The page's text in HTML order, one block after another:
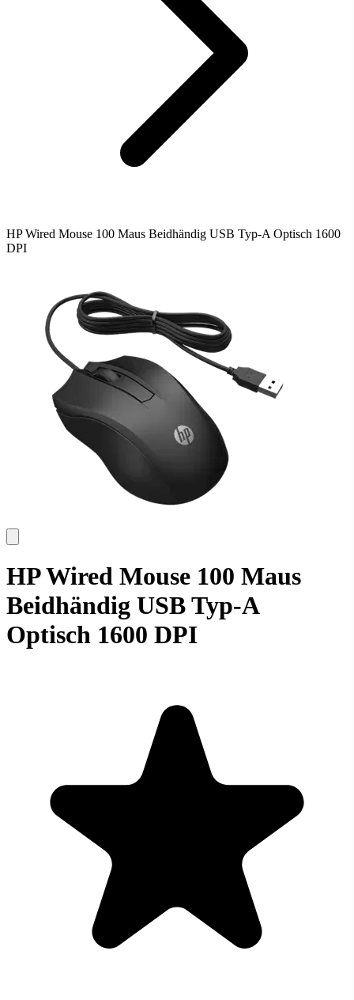
HP Wired Mouse 100 Maus Beidhändig USB Typ-A Optisch 1600
DPI
HP Wired Mouse 100 Maus
Beidhändig USB Typ-A
Optisch 1600 DPI